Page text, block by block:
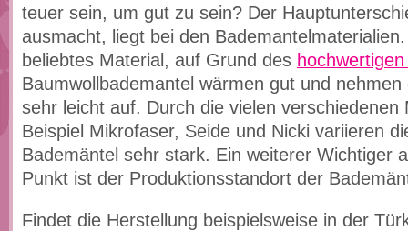
teuer sein, um gut zu sein? Der
ausmacht, liegt bei den
beliebtes Material, auf Grund des
Baumwollbademantel wärmen gut und
sehr leicht auf. Durch die vielen verschiedenen
Beispiel Mikrofaser, Seide und Nicki variieren
Bademäntel sehr stark. Ein weiterer Wichtiger
Punkt ist der Produktionsstandort der
Findet die Herstellung beispielsweise in der